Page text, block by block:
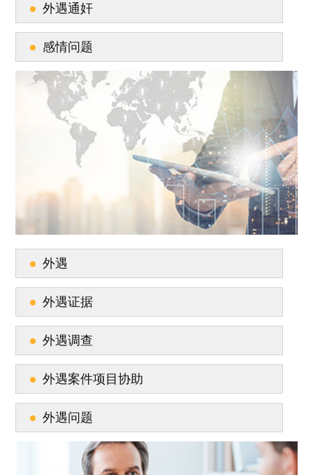
外遇通奸
感情问题
外遇
外遇证据
外遇调查
外遇案件项目协助
外遇问题